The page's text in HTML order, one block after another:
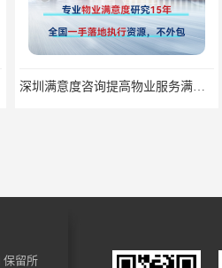
深圳满意度咨询提高物业服务满意度调查方案
保留所